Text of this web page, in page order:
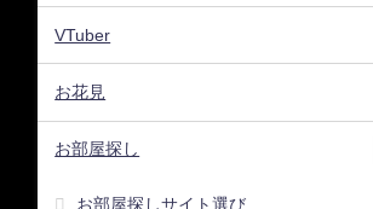
VTuber
お花見
お部屋探し
お部屋探しサイト選び